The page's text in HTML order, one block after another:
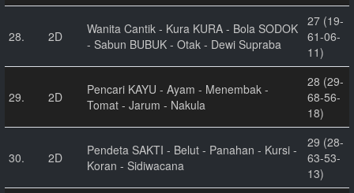
28. 2D
Wanita Cantik - Kura KURA - Bola SODOK
- Sabun BUBUK - Otak - Dewi Supraba
27 (19-
61-06-
11)
29. 2D
Pencari KAYU - Ayam - Menembak -
Tomat - Jarum - Nakula
28 (29-
68-56-
18)
30. 2D
Pendeta SAKTI - Belut - Panahan - Kursi -
Koran - Sidiwacana
29 (28-
63-53-
13)